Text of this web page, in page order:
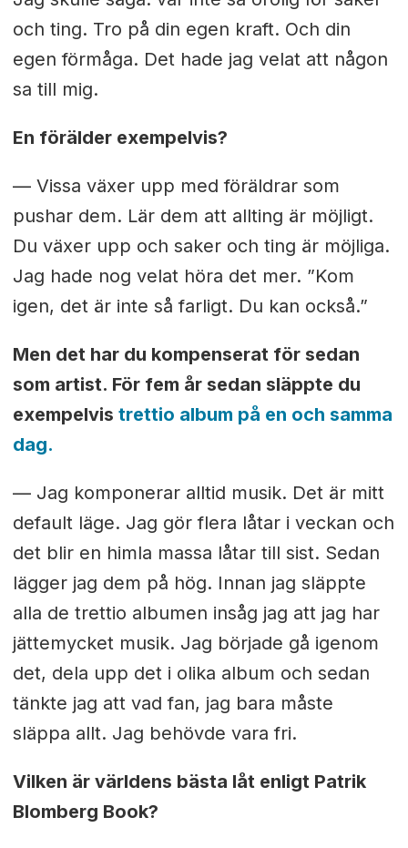
och ting. Tro på din egen kraft. Och din
egen förmåga. Det hade jag velat att någon
sa till mig.
En förälder exempelvis?
— Vissa växer upp med föräldrar som
pushar dem. Lär dem att allting är möjligt.
Du växer upp och saker och ting är möjliga.
Jag hade nog velat höra det mer. ”Kom
igen, det är inte så farligt. Du kan också.”
Men det har du kompenserat för sedan
som artist. För fem år sedan släppte du
exempelvis trettio album på en och samma
dag.
— Jag komponerar alltid musik. Det är mitt
default läge. Jag gör flera låtar i veckan och
det blir en himla massa låtar till sist. Sedan
lägger jag dem på hög. Innan jag släppte
alla de trettio albumen insåg jag att jag har
jättemycket musik. Jag började gå igenom
det, dela upp det i olika album och sedan
tänkte jag att vad fan, jag bara måste
släppa allt. Jag behövde vara fri.
Vilken är världens bästa låt enligt Patrik
Blomberg Book?